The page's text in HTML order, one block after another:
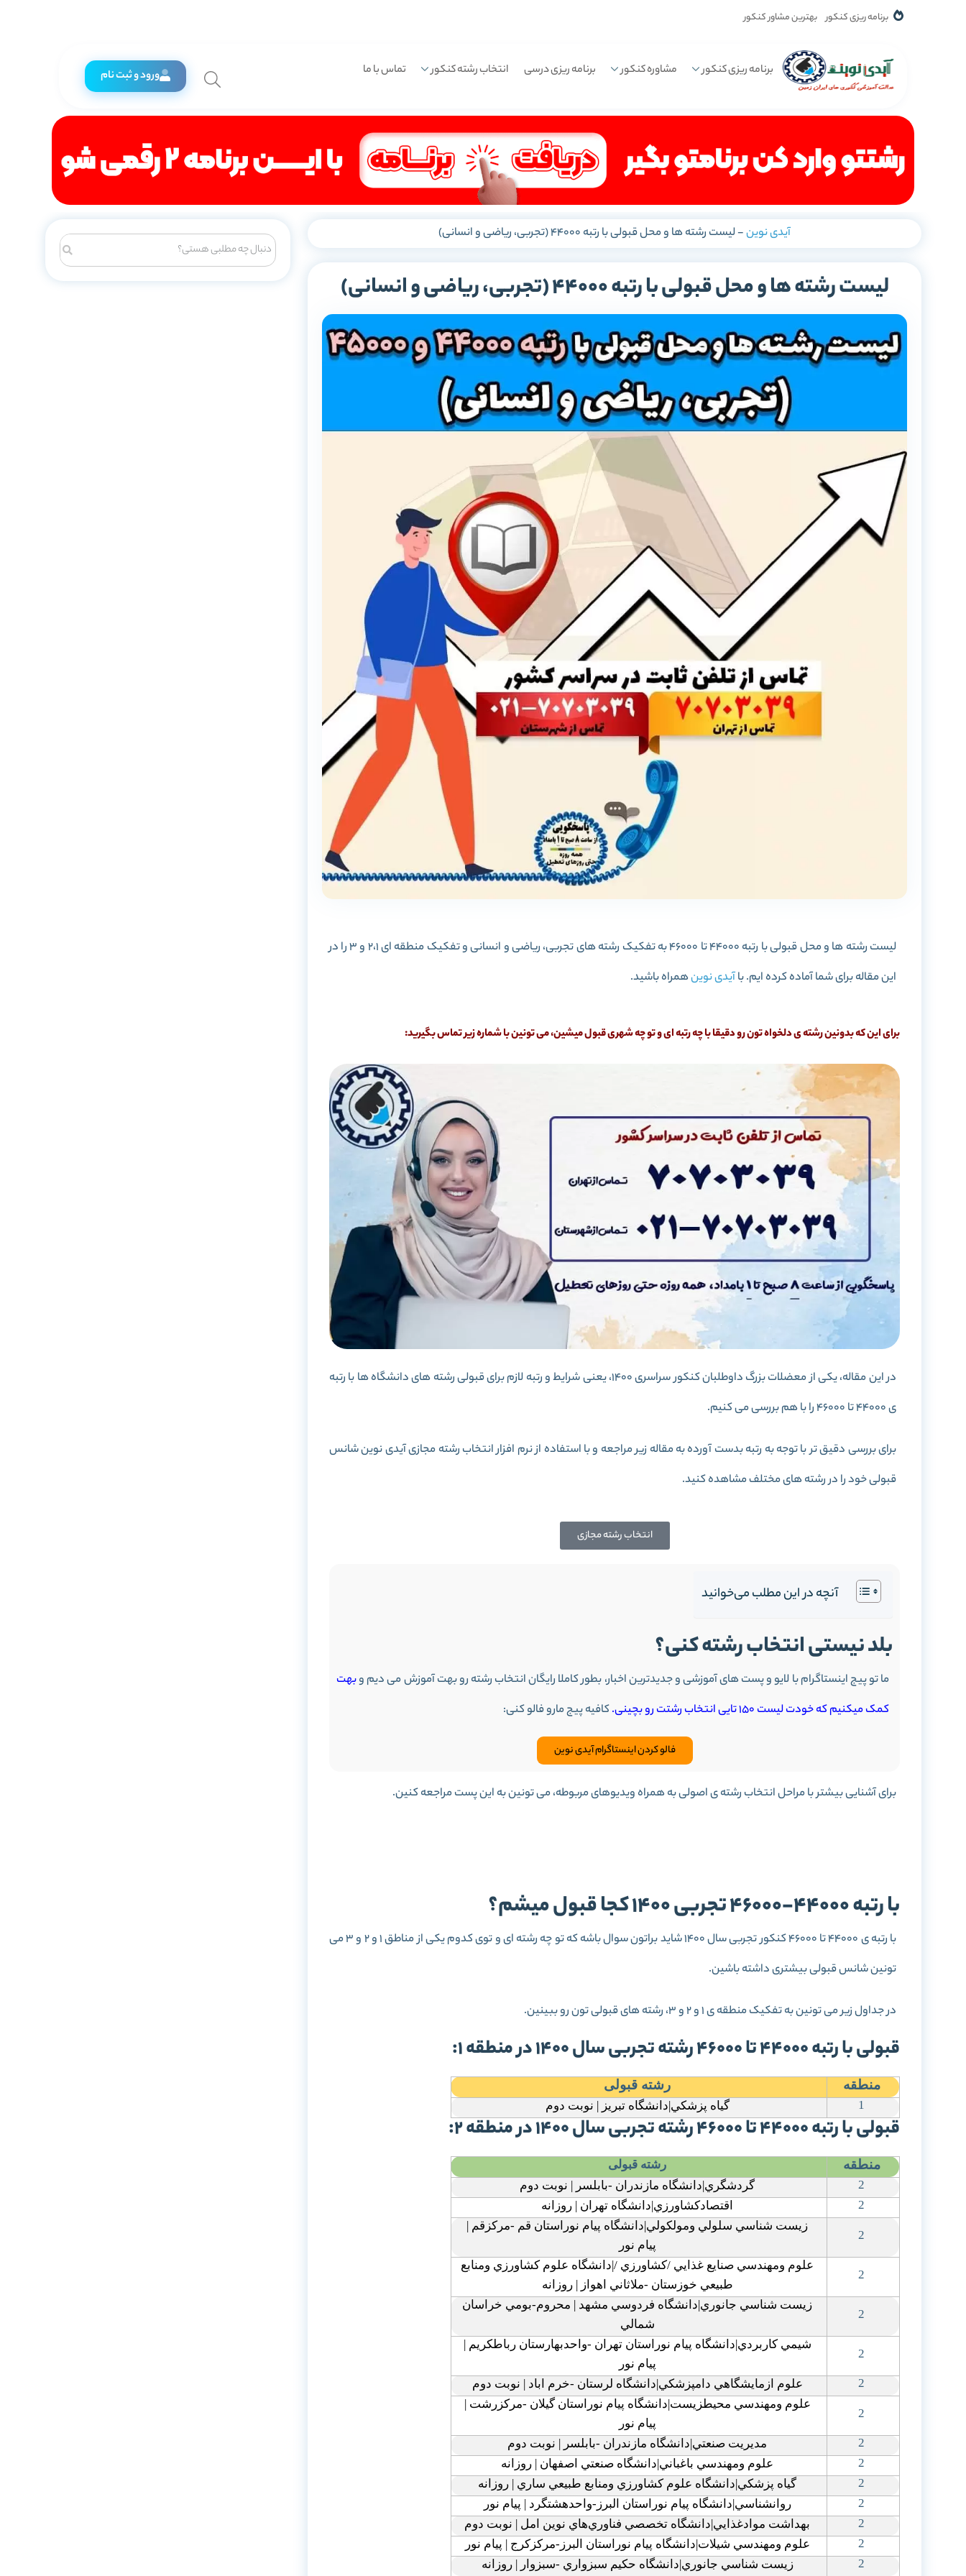
برنامه ریزی کنکور بهترین مشاور کنکور
برنامه ریزی کنکور مشاوره کنکور برنامه ریزی درسی انتخاب رشته کنکور تماس با ما ورود و ثبت نام
آیدی نوین-لیست رشته ها و محل قبولی با رتبه 44000 (تجربی، ریاضی و انسانی)
لیست رشته ها و محل قبولی با رتبه 44000 (تجربی، ریاضی و انسانی)
لیست رشته ها و محل قبولی با رتبه 44000 تا 46000 به تفکیک رشته های تجربی، ریاضی و انسانی و تفکیک منطقه ای 2،1 و 3 را در
این مقاله برای شما آماده کرده ایم. باآیدی نوینهمراه باشید.
برای این که بدونین رشته ی دلخواه تون رو دقیقا با چه رتبه ای و تو چه شهری قبول میشین، می تونین با شماره زیر تماس بگیرید:
در این مقاله، یکی از معضلات بزرگ داوطلبان کنکور سراسری 1400، یعنی شرایط و رتبه لازم برای قبولی رشته های دانشگاه ها با رتبه
ی 44000 تا 46000 را با هم بررسی می کنیم.
برای بررسی دقیق تر با توجه به رتبه بدست آورده به مقاله زیر مراجعه و با استفاده از نرم افزار انتخاب رشته مجازی آیدی نوین شانس
قبولی خود را در رشته های مختلف مشاهده کنید.
انتخاب رشته مجازی
آنچه در این مطلب می‌خوانید
بلد نیستی انتخاب رشته کنی؟
ما تو پیج اینستاگرام با لایو و پست های آموزشی و جدیدترین اخبار، بطور کاملا رایگان انتخاب رشته رو بهت آموزش می دیم وبهت
کمک میکنیم که خودت لیست 150 تایی انتخاب رشتت رو بچینی.
کافیه پیج مارو فالو کنی:
فالو کردن اینستاگرام آیدی نوین
برای آشنایی بیشتر با مراحل انتخاب رشته ی اصولی به همراه ویدیوهای مربوطه، می تونین به این پست مراجعه کنین.
با رتبه 44000-46000 تجربی 1400 کجا قبول میشم؟
با رتبه ی 44000 تا 46000 کنکور تجربی سال 1400 شاید براتون سوال باشه که تو چه رشته ای و توی کدوم یکی از مناطق 1 و 2 و 3 می
تونین شانس قبولی بیشتری داشته باشین.
در جداول زیر می تونین به تفکیک منطقه ی 1 و 2 و 3، رشته های قبولی تون رو ببینین.
قبولی با رتبه 44000 تا 46000 رشته تجربی سال 1400 در منطقه 1:
منطقه رشته قبولی
1 گياه پزشکي|دانشگاه تبريز | نوبت دوم
قبولی با رتبه 44000 تا 46000 رشته تجربی سال 1400 در منطقه 2:
منطقه
رشته قبولی
2
گردشگري|دانشگاه مازندران -بابلسر | نوبت دوم
2
اقتصادکشاورزي|دانشگاه تهران | روزانه
2
زيست شناسي سلولي ومولکولي|دانشگاه پيام نوراستان قم -مرکزقم |
پيام نور
2
علوم ومهندسي صنايع غذايي /کشاورزي /|دانشگاه علوم کشاورزي ومنابع
طبيعي خوزستان -ملاثاني اهواز | روزانه
2
زيست شناسي جانوري|دانشگاه فردوسي مشهد | محروم-بومي خراسان
شمالي
2
شيمي کاربردي|دانشگاه پيام نوراستان تهران -واحدبهارستان رباطکريم |
پيام نور
2
علوم ازمايشگاهي دامپزشکي|دانشگاه لرستان -خرم اباد | نوبت دوم
2
علوم ومهندسي محيطزيست|دانشگاه پيام نوراستان گيلان -مرکزرشت |
پيام نور
2
مديريت صنعتي|دانشگاه مازندران -بابلسر | نوبت دوم
2
علوم ومهندسي باغباني|دانشگاه صنعتي اصفهان | روزانه
2
گياه پزشکي|دانشگاه علوم کشاورزي ومنابع طبيعي ساري | روزانه
2
روانشناسي|دانشگاه پيام نوراستان البرز-واحدهشتگرد | پيام نور
2
بهداشت موادغذايي|دانشگاه تخصصي فناوري‌هاي نوين امل | نوبت دوم
2
علوم ومهندسي شيلات|دانشگاه پيام نوراستان البرز-مرکزکرج | پيام نور
2
زيست شناسي جانوري|دانشگاه حکيم سبزواري -سبزوار | روزانه